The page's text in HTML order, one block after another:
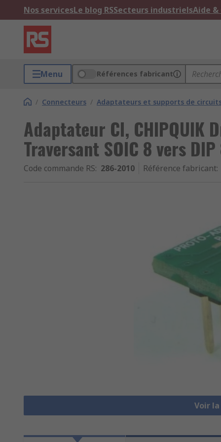
Nos servicesLe blog RSSecteurs industrielsAide
Menu Références fabricant
/ Connecteurs / Adaptateurs et supports de
Adaptateur CI, CHIPQUIK
Traversant SOIC 8 vers
Code commande RS: 286-2010 Référence fabricant:
Voir